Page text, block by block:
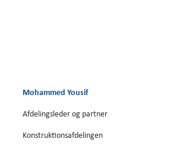
Mohammed Yousif
Afdelingsleder og partner
Konstruktionsafdelingen